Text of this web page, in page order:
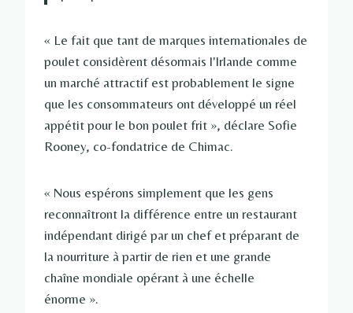
« Le fait que tant de marques internationales de
poulet considèrent désormais l'Irlande comme
un marché attractif est probablement le signe
que les consommateurs ont développé un réel
appétit pour le bon poulet frit », déclare Sofie
Rooney, co-fondatrice de Chimac.
« Nous espérons simplement que les gens
reconnaîtront la différence entre un restaurant
indépendant dirigé par un chef et préparant de
la nourriture à partir de rien et une grande
chaîne mondiale opérant à une échelle
énorme ».